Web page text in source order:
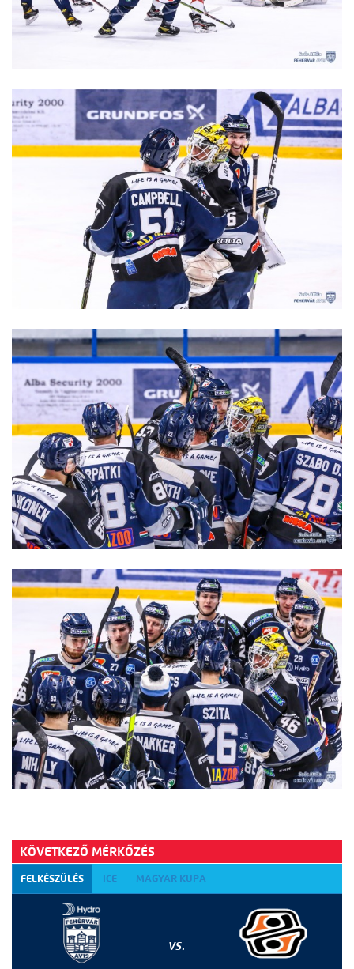
KÖVETKEZŐ MÉRKŐZÉS
FELKÉSZÜLÉS ICE MAGYAR KUPA
VS.